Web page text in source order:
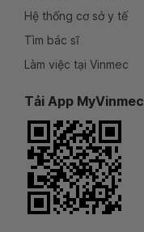
Hệ thống cơ sở y tế
Tìm bác sĩ
Làm việc tại Vinmec
Tải App MyVinmec